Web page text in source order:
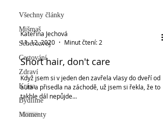
Všechny články
Mišmaš
Seberozvoj
Cestování
Zdraví
Krása
Bydlíme
Momenty
Kateřina Jechová
11. 12. 2020
Minut čtení: 2
Short hair, don't care
Když jsem si v jeden den zavřela vlasy do dveří od
auta a přisedla na záchodě, už jsem si řekla, že to
takhle dál nepůjde...